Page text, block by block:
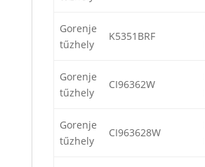
Gorenje
tűzhely
K5351BRF
Gorenje
tűzhely
CI96362W
Gorenje
tűzhely
CI963628W